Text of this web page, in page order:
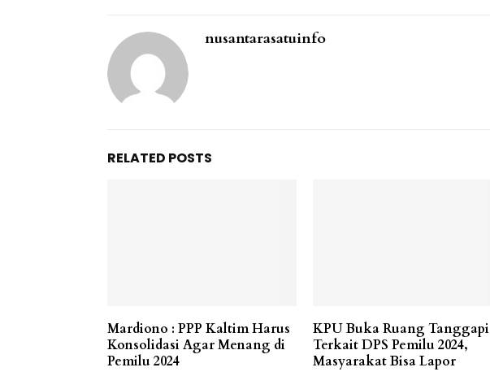
nusantarasatuinfo
RELATED POSTS
Mardiono : PPP Kaltim Harus
Konsolidasi Agar Menang di
Pemilu 2024
KPU Buka Ruang Tanggapi
Terkait DPS Pemilu 2024,
Masyarakat Bisa Lapor